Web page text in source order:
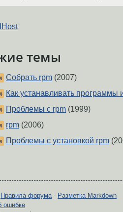
темы
Собрать rpm (2007)
Как устанавливать программы
Проблемы с rpm (1999)
rpm (2006)
Проблемы с установкой rpm
Правила форума- Разметка Markdown
ошибке